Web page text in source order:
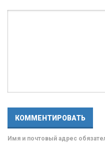
Имя и почтовый адрес